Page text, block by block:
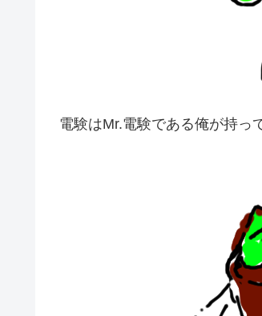
電験はMr.電験である俺が持っ